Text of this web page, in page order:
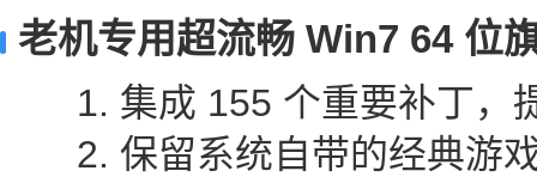
老机专用超流畅 Win7 64 位
1. 集成 155 个重要补丁，
2. 保留系统自带的经典游戏